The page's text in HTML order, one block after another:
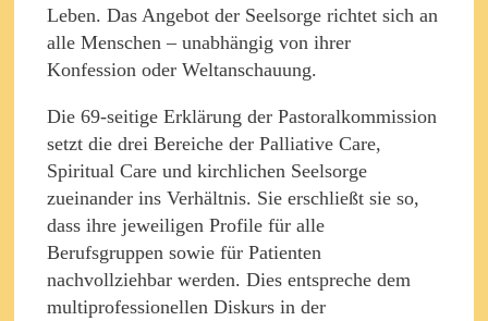
Leben. Das Angebot der Seelsorge richtet sich an
alle Menschen – unabhängig von ihrer
Konfession oder Weltanschauung.
Die 69-seitige Erklärung der Pastoralkommission
setzt die drei Bereiche der Palliative Care,
Spiritual Care und kirchlichen Seelsorge
zueinander ins Verhältnis. Sie erschließt sie so,
dass ihre jeweiligen Profile für alle
Berufsgruppen sowie für Patienten
nachvollziehbar werden. Dies entspreche dem
multiprofessionellen Diskurs in der